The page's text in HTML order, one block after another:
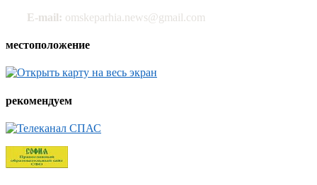
E-mail: omskeparhia.news@gmail.com
местоположение
рекомендуем